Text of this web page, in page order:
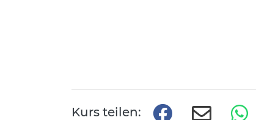
Kurs teilen: